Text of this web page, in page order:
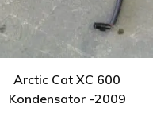
Arctic Cat XC 600
Kondensator -2009